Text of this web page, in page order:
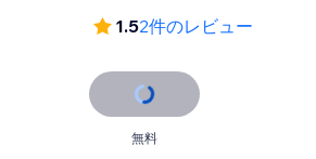
1.52件のレビュー
無料